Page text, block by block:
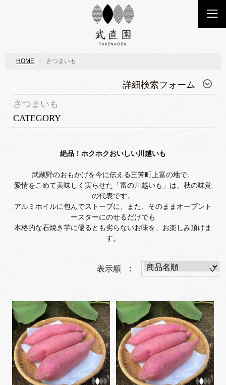
HOME さつまいも
詳細検索フォーム
CATEGORY
さつまいも
絶品！ホクホクおいしい川越いも
武蔵野のおもかげを今に伝える三芳町上富の地で、
愛情をこめて美味しく実らせた「富の川越いも」は、秋の味覚
の代表です。
アルミホイルに包んでストーブに、また、そのままオーブント
ースターにのせるだけでも
本格的な石焼き芋に優るとも劣らないお味を、お楽しみ頂けま
す。
表示順 :